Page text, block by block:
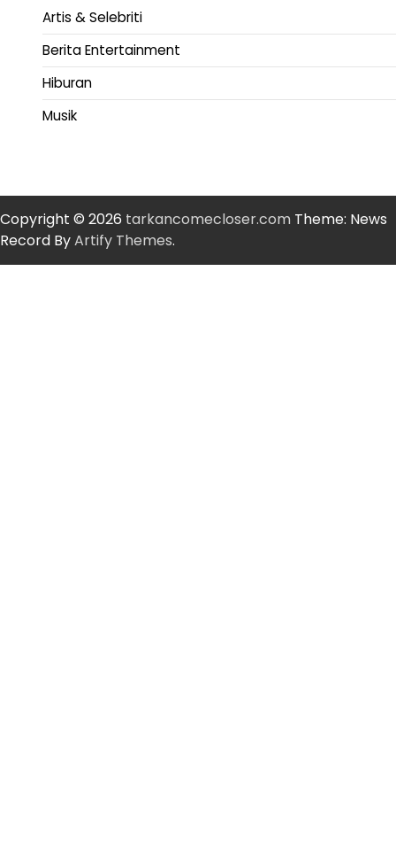
Artis & Selebriti
Berita Entertainment
Hiburan
Musik
Copyright © 2026 tarkancomecloser.com Theme: News
Record ByArtify Themes.